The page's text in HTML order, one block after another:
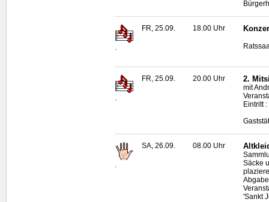
.
FR, 25.09. 18.00 Uhr
FR, 25.09. 20.00 Uhr 2.
mit
Eintritt
.
SA, 26.09. 08.00 Uhr
Säcke
'Sankt